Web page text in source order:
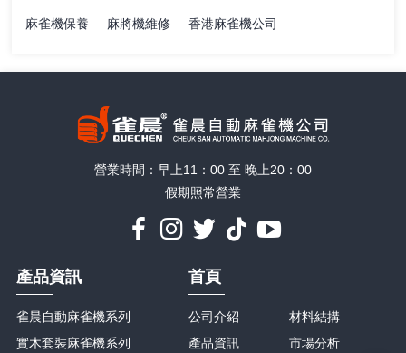
麻雀機保養 麻將機維修 香港麻雀機公司
營業時間：早上11：00 至 晚上20：00
假期照常營業
產品資訊
雀晨自動麻雀機系列
實木套裝麻雀機系列
首頁
公司介紹
產品資訊
材料結搆
市場分析